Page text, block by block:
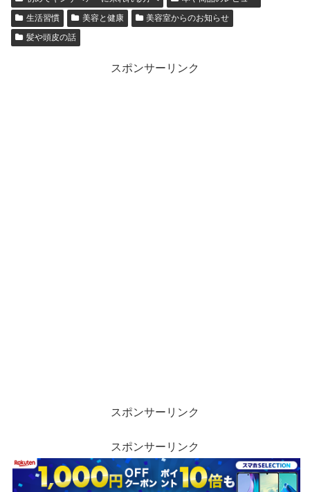
生活習慣
美容と健康
美容室からのお知らせ
髪や頭皮の話
スポンサーリンク
スポンサーリンク
スポンサーリンク